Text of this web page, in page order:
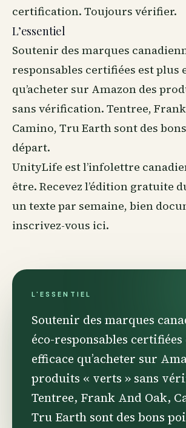
certification. Toujours vérifier.
L’essentiel
Soutenir des marques
responsables certifiées est plus
qu’acheter sur Amazon des
sans vérification. Tentree,
Camino, Tru Earth sont des
départ.
UnityLife est l’infolettre
être. Recevez l’édition gratuite
un texte par semaine, bien
inscrivez-vous ici.
L'ESSENTIEL
Soutenir des marques
éco-responsables certifiées
efficace qu’acheter sur
produits « verts » sans
Tentree, Frank And Oak,
Tru Earth sont des bons